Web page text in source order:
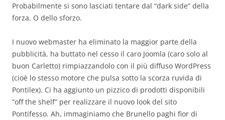
Probabilmente si sono lasciati tentare dal “dark side” della
forza. O dello sforzo.
I nuovo webmaster ha eliminato la maggior parte della
pubblicità, ha buttato nel cesso il caro Joomla (caro solo al
buon Carletto) rimpiazzandolo con il più diffuso WordPress
(cioè lo stesso motore che pulsa sotto la scorza ruvida di
Pontilex). Ci ha aggiunto un pizzico di prodotti disponibili
“off the shelf” per realizzare il nuovo look del sito
Pontifesso. Ah, immaginiamo che Brunello paghi fior di